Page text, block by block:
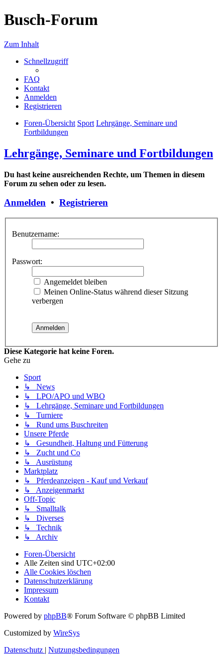
Busch-Forum
Zum Inhalt
Schnellzugriff
FAQ
Kontakt
Anmelden
Registrieren
Foren-Übersicht Sport Lehrgänge, Seminare und
Fortbildungen
Lehrgänge, Seminare und Fortbildungen
Du hast keine ausreichenden Rechte, um Themen in diesem
Forum zu sehen oder zu lesen.
Anmelden • Registrieren
Benutzername:
Passwort:
Angemeldet bleiben
Meinen Online-Status während dieser Sitzung
verbergen
Diese Kategorie hat keine Foren.
Gehe zu
Sport
↳ News
↳ LPO/APO und WBO
↳ Lehrgänge, Seminare und Fortbildungen
↳ Turniere
↳ Rund ums Buschreiten
Unsere Pferde
↳ Gesundheit, Haltung und Fütterung
↳ Zucht und Co
↳ Ausrüstung
Marktplatz
↳ Pferdeanzeigen - Kauf und Verkauf
↳ Anzeigenmarkt
Off-Topic
↳ Smalltalk
↳ Diverses
↳ Technik
↳ Archiv
Foren-Übersicht
Alle Zeiten sind UTC+02:00
Alle Cookies löschen
Datenschutzerklärung
Impressum
Kontakt
Powered by phpBB® Forum Software © phpBB Limited
Customized by WireSys
Datenschutz | Nutzungsbedingungen